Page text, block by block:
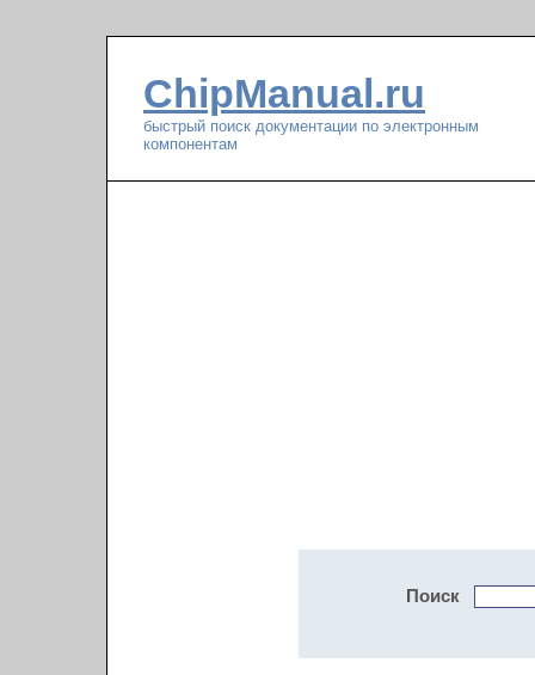
ChipManual.ru
быстрый поиск документации по электронным
компонентам
Поиск